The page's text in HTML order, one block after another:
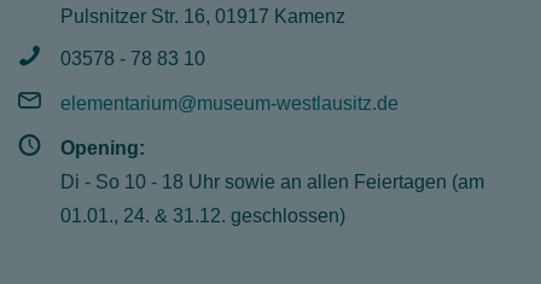
The museum's library
Pulsnitzer Str. 16, 01917 Kamenz
03578 - 78 83 10
elementarium@museum-westlausitz.de
Opening:
Di - So 10 - 18 Uhr sowie an allen Feiertagen (am
01.01., 24. & 31.12. geschlossen)